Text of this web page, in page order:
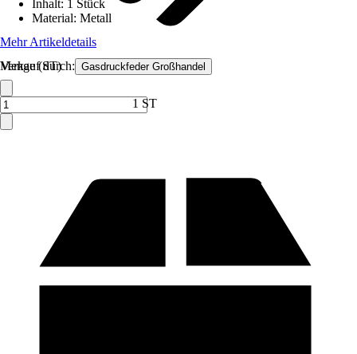
Verkauf durch: Gasdruckfeder Großhandel
Inhalt: 1 Stück
Material: Metall
Mehr Artikeldetails
Menge (ST)
1 ST